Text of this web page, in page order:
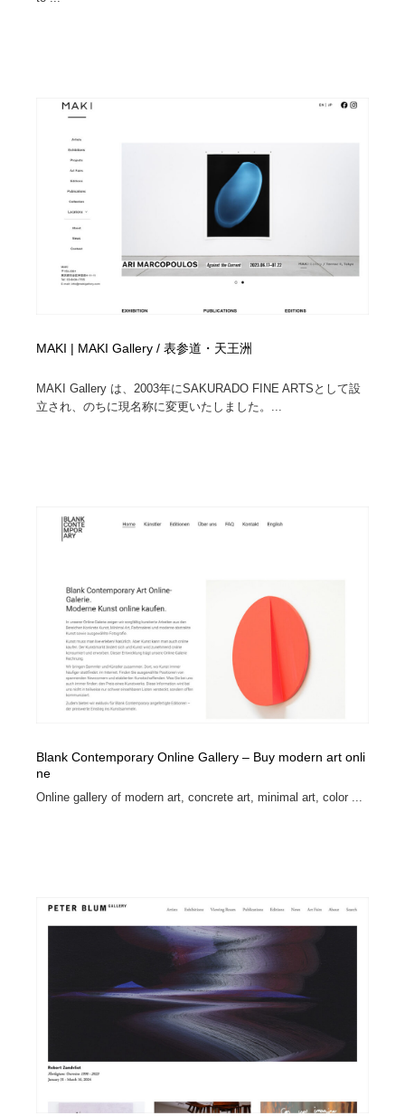
MAKI | MAKI Gallery / 表参道・天王洲
MAKI Gallery は、2003年にSAKURADO FINE ARTSとして設
立され、のちに現名称に変更いたしました。...
Blank Contemporary Online Gallery – Buy modern art onli
ne
Online gallery of modern art, concrete art, minimal art, color ...